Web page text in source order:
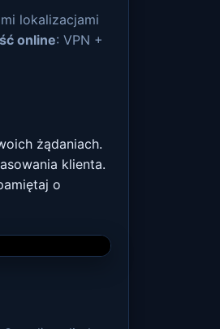
lokalizacjami
online: VPN +
żądaniach.
klienta.
o